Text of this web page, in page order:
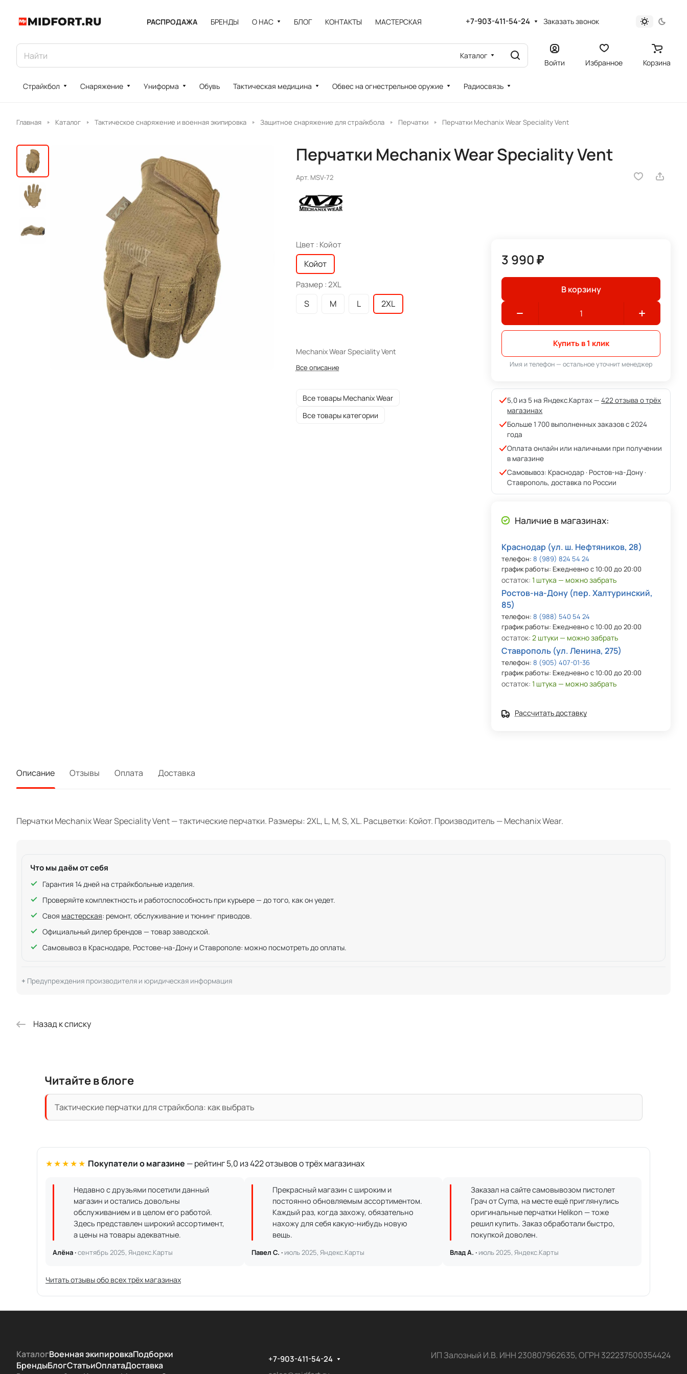
РАСПРОДАЖА БРЕНДЫ О НАС БЛОГ КОНТАКТЫ МАСТЕРСКАЯ +7-903-411-54-24 Заказать звонок
Каталог
Войти Избранное Корзина
Страйкбол Снаряжение Униформа Обувь Тактическая медицина Обвес на огнестрельное оружие Радиосвязь
Главная Каталог Тактическое снаряжение и военная экипировка Защитное снаряжение для страйкбола Перчатки Перчатки Mechanix Wear Speciality Vent
Перчатки Mechanix Wear Speciality Vent
Арт. MSV-72
Цвет : Койот
Койот
Размер :2XL
S M L 2XL
Mechanix Wear Speciality Vent
Все описание
Все товары Mechanix Wear
Все товары категории
3 990 ₽
В корзину
Купить в 1 клик
Имя и телефон — остальное уточнит менеджер
5,0 из 5 на Яндекс.Картах —422 отзыва о трёх
магазинах
Больше 1 700 выполненных заказов с 2024
года
Оплата онлайн или наличными при получении
в магазине
Самовывоз: Краснодар · Ростов-на-Дону ·
Ставрополь, доставка по России
Наличие в магазинах:
Краснодар (ул. ш. Нефтяников, 28)
телефон:8 (989) 824 54 24
график работы: Ежедневно с 10:00 до 20:00
остаток:1 штука — можно забрать
Ростов-на-Дону (пер. Халтуринский,
85)
телефон:8 (988) 540 54 24
график работы: Ежедневно с 10:00 до 20:00
остаток:2 штуки — можно забрать
Ставрополь (ул. Ленина, 275)
телефон:8 (905) 407-01-36
график работы: Ежедневно с 10:00 до 20:00
остаток:1 штука — можно забрать
Рассчитать доставку
Описание Отзывы Оплата Доставка
Перчатки Mechanix Wear Speciality Vent — тактические перчатки. Размеры: 2XL, L, M, S, XL. Расцветки: Койот. Производитель — Mechanix Wear.
Что мы даём от себя
Гарантия 14 дней на страйкбольные изделия.
Проверяйте комплектность и работоспособность при курьере — до того, как он уедет.
Своя мастерская: ремонт, обслуживание и тюнинг приводов.
Официальный дилер брендов — товар заводской.
Самовывоз в Краснодаре, Ростове-на-Дону и Ставрополе: можно посмотреть до оплаты.
Предупреждения производителя и юридическая информация
Назад к списку
Читайте в блоге
Тактические перчатки для страйкбола: как выбрать
★★★★★ Покупатели о магазине — рейтинг 5,0 из 422 отзывов о трёх магазинах
Недавно с друзьями посетили данный
магазин и остались довольны
обслуживанием и в целом его работой.
Здесь представлен широкий ассортимент,
а цены на товары адекватные.
Алёна ·сентябрь 2025, Яндекс.Карты
Прекрасный магазин с широким и
постоянно обновляемым ассортиментом.
Каждый раз, когда захожу, обязательно
нахожу для себя какую-нибудь новую
вещь.
Павел С. · июль 2025, Яндекс.Карты
Заказал на сайте самовывозом пистолет
Грач от Cyma, на месте ещё приглянулись
оригинальные перчатки Helikon — тоже
решил купить. Заказ обработали быстро,
покупкой доволен.
Влад А. · июль 2025, Яндекс.Карты
Читать отзывы обо всех трёх магазинах
КаталогВоенная экипировкаПодборки
БрендыБлогСтатьиОплатаДоставка
+7-903-411-54-24
ИП Залозный И.В. ИНН 230807962635, ОГРН 322237500354424